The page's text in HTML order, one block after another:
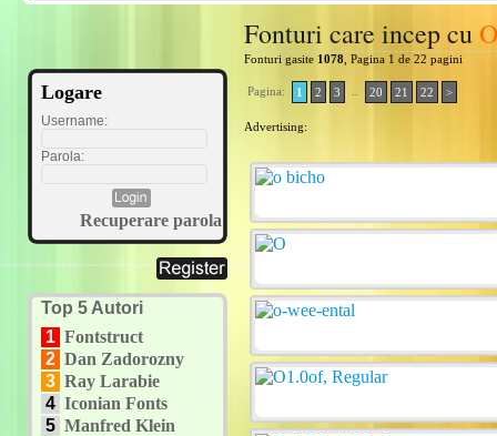
Logare
Username:
Parola:
Recuperare parola
Top 5 Autori
1 Fontstruct
2 Dan Zadorozny
3 Ray Larabie
4 Iconian Fonts
5 Manfred Klein
Fonturi care incep cu O
Fonturi gasite 1078 , Pagina 1 de 22 pagini
Pagina: 1 2 3 20 21 22 >
Advertising: